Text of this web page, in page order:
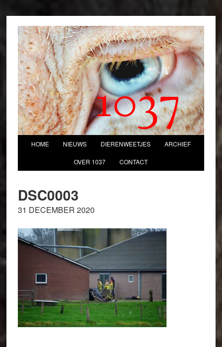
1037
HOME NIEUWS DIERENWEETJES ARCHIEF
OVER 1037 CONTACT
DSC0003
31 DECEMBER 2020